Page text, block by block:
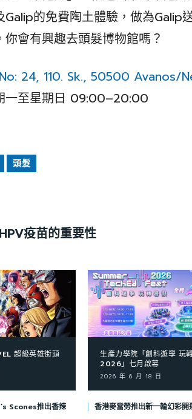
Galip的免費陶土體驗，做為Galip
會有興趣去頭髮博物館嗎？
24, 110. Sk., 50500 Avanos/
一至星期日 09:00–20:00
頭髮
疫苗的重要性
超級英雄街頭
生產力學院「創科遊學 玩
2026」七月啟幕
2026 年 6 月 18 日
Scones推出香辣 香港麥當勞推出新一輪幻彩開